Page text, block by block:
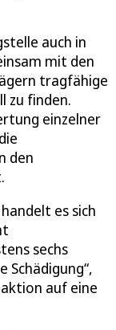
auch in
mit den
tragfähige
zu finden.
einzelner
den
es sich
sechs
Schädigung“,
auf eine